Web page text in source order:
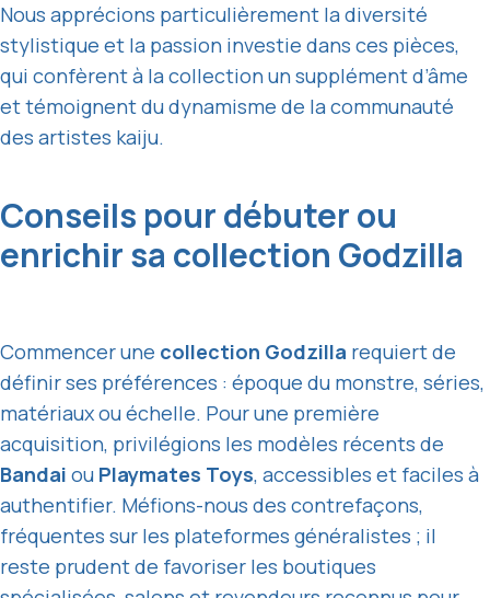
Nous apprécions particulièrement la diversité
stylistique et la passion investie dans ces pièces,
qui confèrent à la collection un supplément d’âme
et témoignent du dynamisme de la communauté
des artistes kaiju.
Conseils pour débuter ou
enrichir sa collection Godzilla
Commencer une collection Godzilla requiert de
définir ses préférences : époque du monstre, séries,
matériaux ou échelle. Pour une première
acquisition, privilégions les modèles récents de
Bandai ou Playmates Toys, accessibles et faciles à
authentifier. Méfions-nous des contrefaçons,
fréquentes sur les plateformes généralistes ; il
reste prudent de favoriser les boutiques